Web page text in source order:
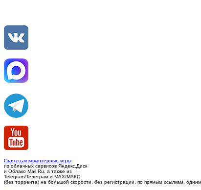
Скачать компьютерные игры
из облачных сервисов Яндекс.Диск
и Облако Mail.Ru, а также из
Telegram/Телеграм и MAX/МАКС
(без торрента) на большой скорости, без регистрации, по прямым ссылкам,